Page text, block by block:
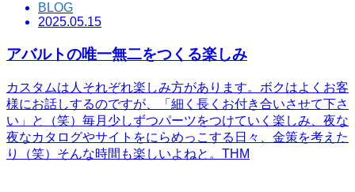
BLOG
2025.05.15
アバルトの唯一無二をつくる楽しみ
カスタムは人それぞれ楽しみ方があります。ボクはよくお客
様にお話しするのですが、「細く長くお付き合いさせて下さ
い」と（笑）毎月少しずつパーツをつけていく楽しみ、夜な
夜なカタログやサイトをにらめっこする日々、金策を考えた
り（笑）そんな時間も楽しいよねと。THM